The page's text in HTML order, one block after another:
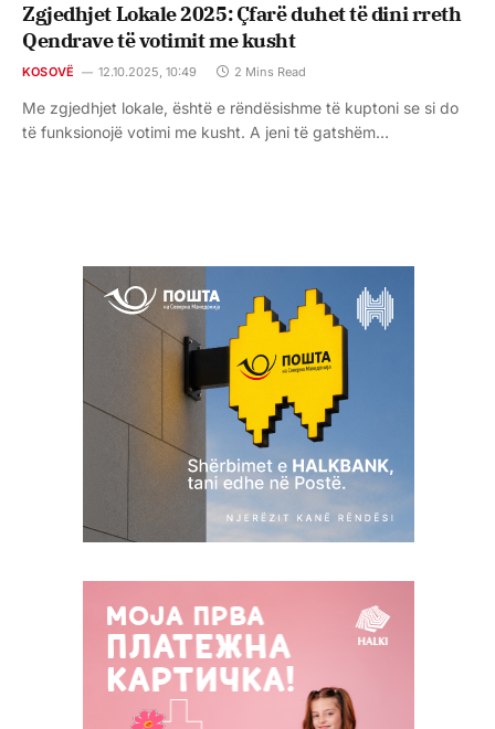
Zgjedhjet Lokale 2025: Çfarë duhet të dini rreth
Qendrave të votimit me kusht
KOSOVË 12.10.2025, 10:49 2 Mins Read
Me zgjedhjet lokale, është e rëndësishme të kuptoni se si do
të funksionojë votimi me kusht. A jeni të gatshëm…